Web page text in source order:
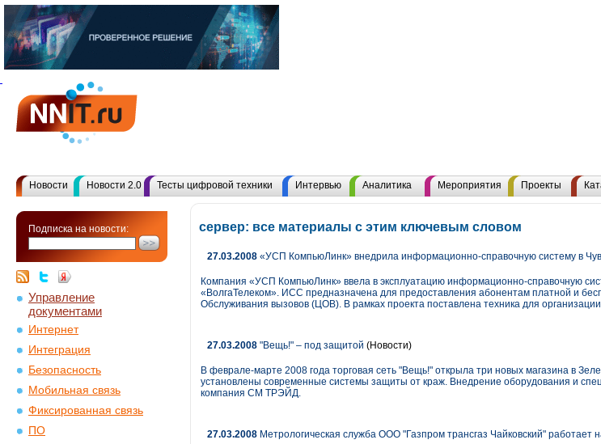
Новости Новости 2.0 Тесты цифровой техники Интервью Аналитика Мероприятия Проекты
Подписка на новости:
Управление
документами
Интернет
Интеграция
Безопасность
Мобильная связь
Фиксированная связь
ПО
сервер: все материалы с этим ключевым словом
27.03.2008 «УСП КомпьюЛинк» внедрила информационно-справочную систему в
Компания «УСП КомпьюЛинк» ввела в эксплуатацию информационно-справочную
«ВолгаТелеком». ИСС предназначена для предоставления абонентам платной и
Обслуживания вызовов (ЦОВ). В рамках проекта поставлена техника для
27.03.2008 "Вещь!" – под защитой (Новости)
В феврале-марте 2008 года торговая сеть "Вещь!" открыла три новых магазина в
установлены современные системы защиты от краж. Внедрение оборудования и
компания СМ ТРЭЙД.
27.03.2008 Метрологическая служба ООО "Газпром трансгаз Чайковский" работает